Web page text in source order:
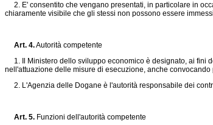
2. E' consentito che vengano presentati, in particolare in
chiaramente visibile che gli stessi non possono essere
Art. 4.Autorità competente
1. Il Ministero dello sviluppo economico è designato, ai fini
nell'attuazione delle misure di esecuzione, anche
2. L'Agenzia delle Dogane è l'autorità responsabile dei
Art. 5. Funzioni dell'autorità competente